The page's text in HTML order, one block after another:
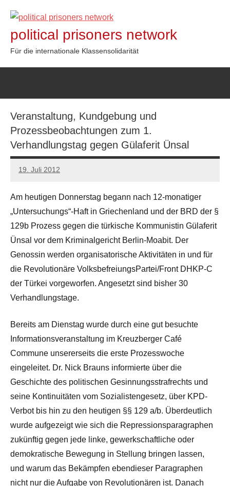
Inhalt
springen
political prisoners network
Für die internationale Klassensolidarität
Veranstaltung, Kundgebung und
Prozessbeobachtungen zum 1.
Verhandlungstag gegen Gülaferit Ünsal
19. Juli 2012
admin
Am heutigen Donnerstag begann nach 12-monatiger
„Untersuchungs“-Haft in Griechenland und der BRD der §
129b Prozess gegen die türkische Kommunistin Gülaferit
Ünsal vor dem Kriminalgericht Berlin-Moabit. Der
Genossin werden organisatorische Aktivitäten in und für
die Revolutionäre VolksbefreiungsPartei/Front DHKP-C
der Türkei vorgeworfen. Angesetzt sind bisher 30
Verhandlungstage.
Bereits am Dienstag wurde durch eine gut besuchte
Informationsveranstaltung im Kreuzberger Café
Commune unsererseits die erste Prozesswoche
eingeleitet. Dr. Nick Brauns informierte über die
Geschichte des politischen Gesinnungsstrafrechts und
seine Kontinuitäten vom Sozialistengesetz, über KPD-
Verbot bis hin zu den heutigen §§ 129 a/b. Überdeutlich
wurde aufgezeigt wie sich die Repressionsparagraphen
zukünftig gegen jede linke, gewerkschaftliche oder
demokratische Bewegung in Stellung bringen lassen,
und warum das Bekämpfen ebendieser Paragraphen
nicht nur die Aufgabe von Revolutionären ist. Danach